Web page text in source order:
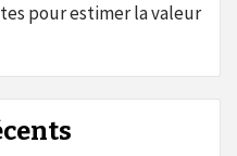
pour estimer la valeur